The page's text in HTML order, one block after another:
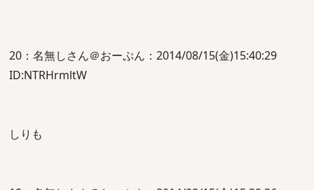
20：名無しさん＠おーぷん：2014/08/15(金)15:40:29
ID:NTRHrmltW
しりも